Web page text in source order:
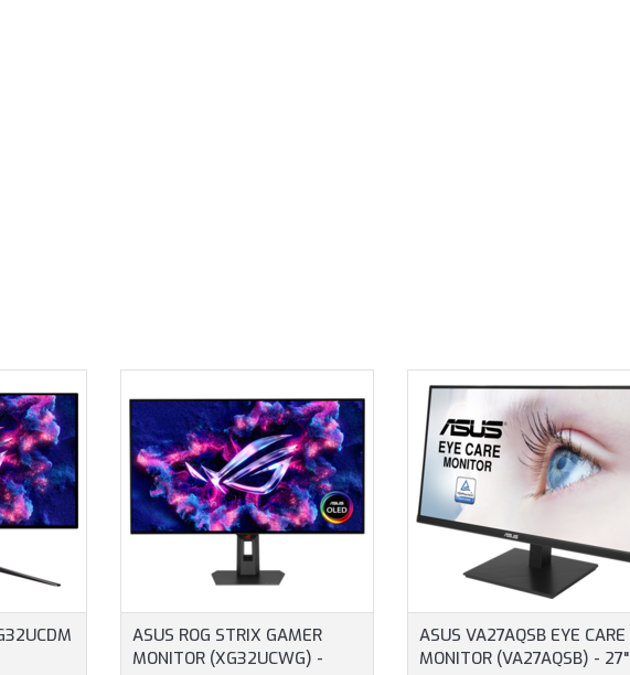
ASUS ROG STRIX GAMER
MONITOR (XG32UCWG) -
ASUS VA27AQSB EYE CARE
MONITOR (VA27AQSB) - 27"